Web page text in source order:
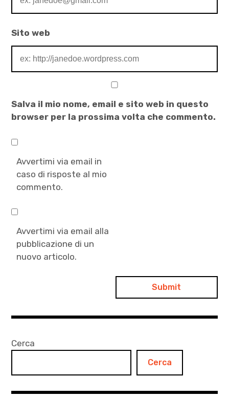
Sito web
Salva il mio nome, email e sito web in questo
browser per la prossima volta che commento.
Avvertimi via email in
caso di risposte al mio
commento.
Avvertimi via email alla
pubblicazione di un
nuovo articolo.
Cerca
Cerca